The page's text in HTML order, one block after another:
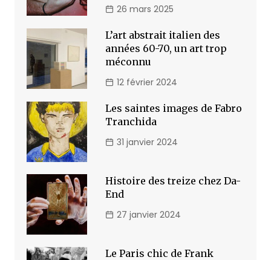
26 mars 2025
L’art abstrait italien des
années 60-70, un art trop
méconnu
12 février 2024
Les saintes images de Fabro
Tranchida
31 janvier 2024
Histoire des treize chez Da-
End
27 janvier 2024
Le Paris chic de Frank